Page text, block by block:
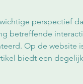
perspectief
betreffende
Op de website
biedt een